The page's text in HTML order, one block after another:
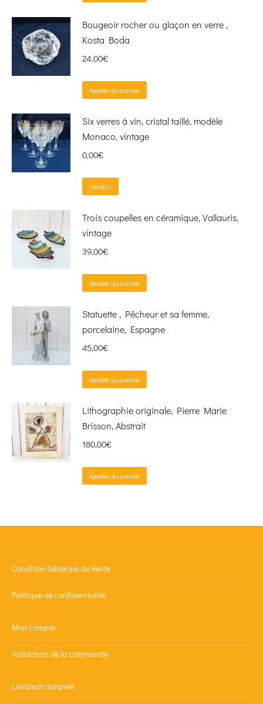
Bougeoir rocher ou glaçon en verre ,
Kosta Boda
24,00€
Ajouter au panier
Six verres à vin, cristal taillé, modèle
Monaco, vintage
0,00€
Vendu !
Trois coupelles en céramique, Vallauris,
vintage
39,00€
Ajouter au panier
Statuette , Pêcheur et sa femme,
porcelaine, Espagne
45,00€
Ajouter au panier
Lithographie originale, Pierre Marie
Brisson, Abstrait
180,00€
Ajouter au panier
Condition Générale de Vente
Politique de confidentialité
Mon compte
Validation de la commande
Livraison soignée